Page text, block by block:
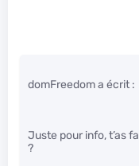
domFreedom a écrit :
Juste pour info, t’as
?